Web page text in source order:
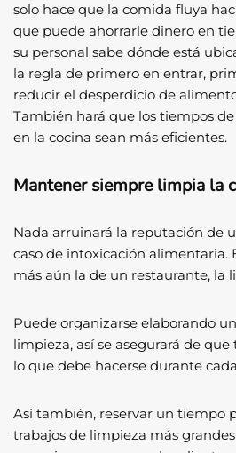
solo hace que la comida fluya
que puede ahorrarle dinero en
su personal sabe dónde está
la regla de primero en entrar,
reducir el desperdicio de
También hará que los tiempos
en la cocina sean más eficientes.
Mantener siempre limpia la
Nada arruinará la reputación de
caso de intoxicación alimentaria.
más aún la de un restaurante, la
Puede organizarse elaborando
limpieza, así se asegurará de
lo que debe hacerse durante
Así también, reservar un tiempo
trabajos de limpieza más